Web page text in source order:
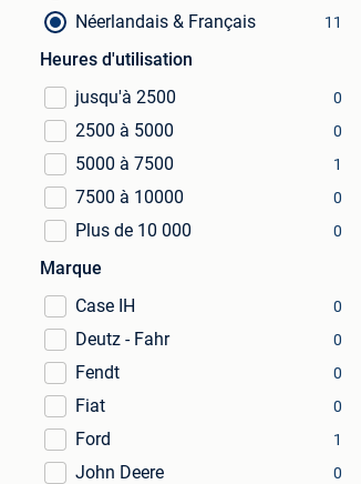
Néerlandais & Français 11
Heures d'utilisation
jusqu'à 2500
0
2500 à 5000 0
5000 à 7500 1
7500 à 10000 0
Plus de 10 000 0
Marque
Case IH
0
Deutz - Fahr 0
Fendt 0
Fiat 0
Ford 1
John Deere 0